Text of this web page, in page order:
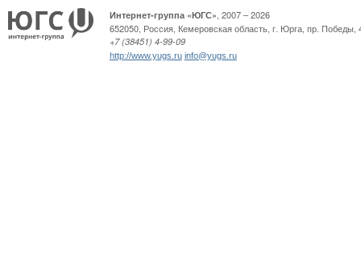
Интернет-группа «ЮГС» , 2007 – 2026
652050, Россия, Кемеровская область, г. Юрга, пр. Победы,
+7 (38451) 4-99-09
http://www.yugs.ru info@yugs.ru